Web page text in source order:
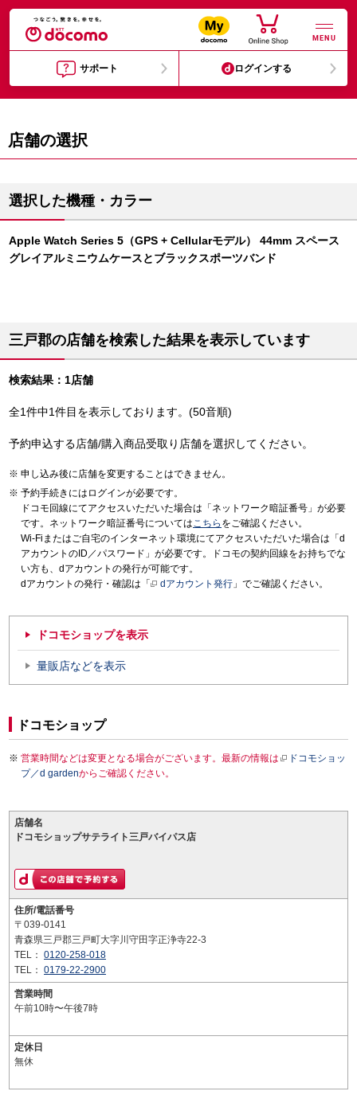
MENU
サポート ログインする
店舗の選択
選択した機種・カラー
Apple Watch Series 5（GPS + Cellularモデル） 44mm スペース
グレイアルミニウムケースとブラックスポーツバンド
三戸郡の店舗を検索した結果を表示しています
検索結果：1店舗
全1件中1件目を表示しております。(50音順)
予約申込する店舗/購入商品受取り店舗を選択してください。
申し込み後に店舗を変更することはできません。
予約手続きにはログインが必要です。
ドコモ回線にてアクセスいただいた場合は「ネットワーク暗証番号」が必要
です。ネットワーク暗証番号についてはこちら をご確認ください。
Wi-Fiまたはご自宅のインターネット環境にてアクセスいただいた場合は「d
アカウントのID／パスワード」が必要です。ドコモの契約回線をお持ちでな
い方も、dアカウントの発行が可能です。
dアカウントの発行・確認は「
dアカウント発行 」でご確認ください。
ドコモショップを表示
量販店などを表示
ドコモショップ
営業時間などは変更となる場合がございます。最新の情報は
ドコモショッ
プ／d gardenからご確認ください。
店舗名
ドコモショップサテライト三戸バイパス店
住所/電話番号
〒039-0141
青森県三戸郡三戸町大字川守田字正浄寺22-3
TEL： 0120-258-018
TEL： 0179-22-2900
営業時間
午前10時〜午後7時
定休日
無休